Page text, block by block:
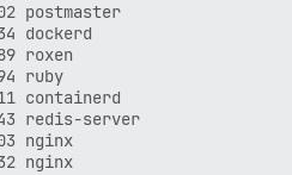
13000 S
0 S
1608 S
2064
1020 S
1672 S
4924   2580
4484   3168